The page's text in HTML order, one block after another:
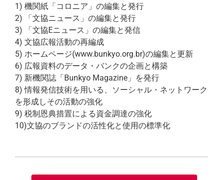
1) 機関紙「コロニア」の編集と発行
2) 「文協ニュース」の編集と発行
3) 「文協Eニュース」の編集と発信
4) 文協広報活動の再編成
5) ホームページ(www.bunkyo.org.br)の編集と更新
6) 広報資料のデータ・バンクの企画と構築
7) 新機関誌「Bunkyo Magazine」を発行
8) 情報発信技術を用いる、ソーシャル・ネットワーク
を形成しその活動の強化
9) 税制恩典措置による資金調達の強化
10)文協のブランドの活性化と使用の標準化